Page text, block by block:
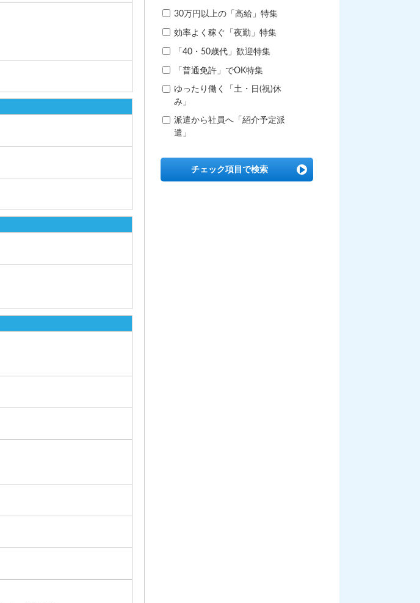
30万円以上の「高給」特集
効率よく稼ぐ「夜勤」特集
「40・50歳代」歓迎特集
「普通免許」でOK特集
ゆったり働く「土・日(祝)休
み」
派遣から社員へ「紹介予定派
遣」
チェック項目で検索